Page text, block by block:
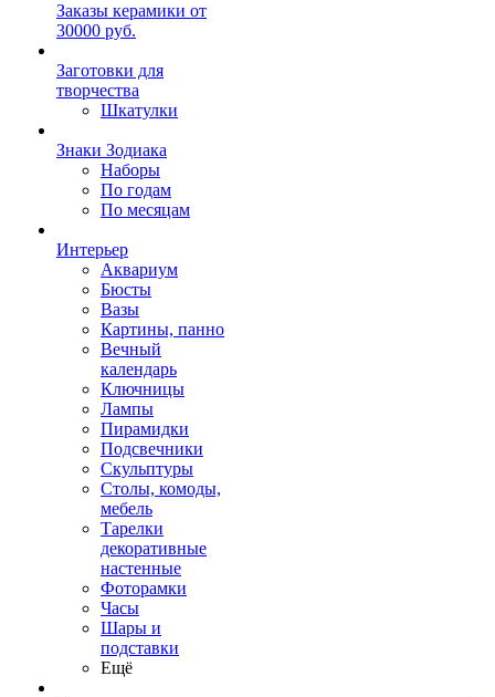
Заказы керамики от
30000 руб.
Заготовки для
творчества
Шкатулки
Знаки Зодиака
Наборы
По годам
По месяцам
Интерьер
Аквариум
Бюсты
Вазы
Картины, панно
Вечный
календарь
Ключницы
Лампы
Пирамидки
Подсвечники
Скульптуры
Столы, комоды,
мебель
Тарелки
декоративные
настенные
Фоторамки
Часы
Шары и
подставки
Ещё